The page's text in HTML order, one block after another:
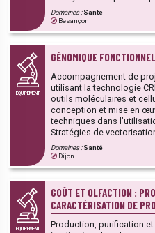
optimiser les potentiels
Domaines :Santé
Besançon
EQUIPEMENT
GÉNOMIQUE
Accompagnement de
utilisant la technologie CRISPR-Cas9 :
outils moléculaires et
conception et mise en œuvre
techniques dans
Stratégies de vectorisation du
l’efficacité, Détermination des étapes de criblage
fonctionnel.
Domaines :Santé
Dijon
EQUIPEMENT
GOÛT ET OLFACTION :
CARACTÉRISATION DE
Production, purification